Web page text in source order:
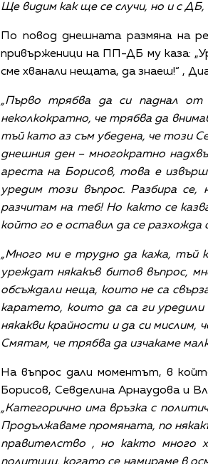
Ще видим как ще се случи, но и с
По повод днешната размяна на
привърженици на ПП-ДБ му каза:
сме хванали нещата, да знаеш!“ ,
„Първо трябва да си паднал
неколкократно, че трябва да
тъй като аз съм убедена, че този
днешния ден – многократно
ареста на Борисов, това е
уредим този въпрос. Разбира
разчитам на теб! Но както се
който го е оставил да се разхожда
„Много ми е трудно да кажа, тъй
уреждат някакъв битов въпрос,
обсъждали неща, които не са
каратето, които да са ги
някакви крайности и да си мислим,
Смятам, че трябва да изчакаме
На въпрос дали моментът, в
Борисов, Севделина Арнаудова и
„Категорично има връзка с
Продължаваме промяната, по
правителство , но както много
политици, когато се намираме в